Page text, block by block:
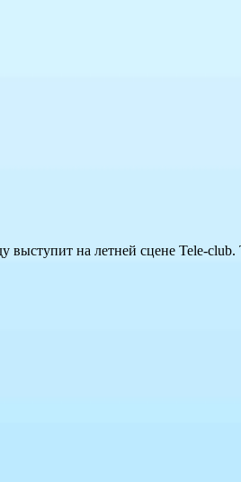
на летней сцене Tele-club.